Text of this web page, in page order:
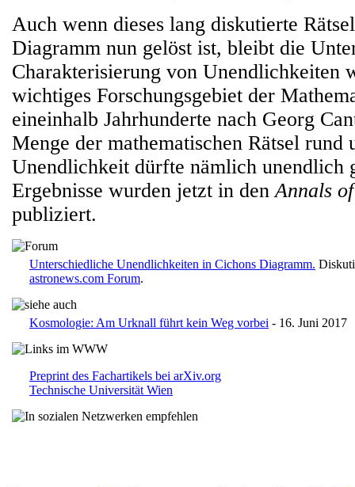
Auch wenn dieses lang diskutierte
Diagramm nun gelöst ist, bleibt die
Charakterisierung von Unendlichkeiten
wichtiges Forschungsgebiet der
eineinhalb Jahrhunderte nach Georg
Menge der mathematischen Rätsel rund
Unendlichkeit dürfte nämlich unendlich
Ergebnisse wurden jetzt in denAnnals
publiziert.
Unterschiedliche Unendlichkeiten in Cichons Diagramm.
astronews.com Forum.
Kosmologie: Am Urknall führt kein Weg vorbei - 16. Juni 2017
Preprint des Fachartikels bei arXiv.org
Technische Universität Wien